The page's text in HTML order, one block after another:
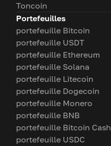
Toncoin
Portefeuilles
portefeuille Bitcoin
portefeuille USDT
portefeuille Ethereum
portefeuille Solana
portefeuille Litecoin
portefeuille Dogecoin
portefeuille Monero
portefeuille BNB
portefeuille Bitcoin Cash
portefeuille USDC